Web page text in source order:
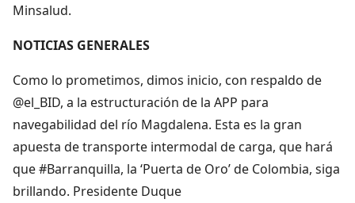
Minsalud.
NOTICIAS GENERALES
Como lo prometimos, dimos inicio, con respaldo de
@el_BID, a la estructuración de la APP para
navegabilidad del río Magdalena. Esta es la gran
apuesta de transporte intermodal de carga, que hará
que #Barranquilla, la ‘Puerta de Oro’ de Colombia, siga
brillando. Presidente Duque